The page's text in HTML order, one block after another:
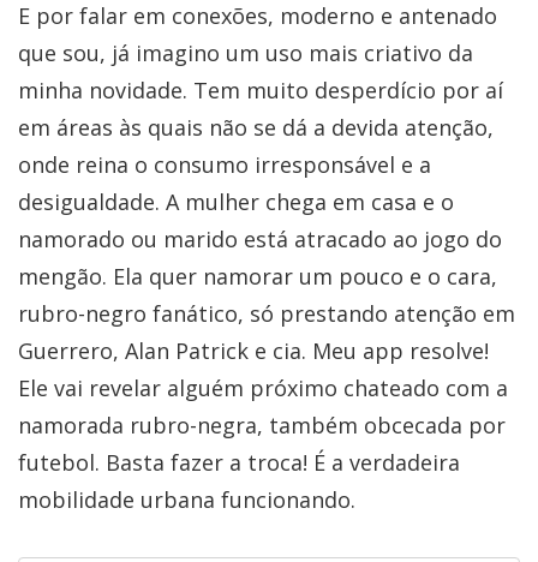
E por falar em conexões, moderno e antenado
que sou, já imagino um uso mais criativo da
minha novidade. Tem muito desperdício por aí
em áreas às quais não se dá a devida atenção,
onde reina o consumo irresponsável e a
desigualdade. A mulher chega em casa e o
namorado ou marido está atracado ao jogo do
mengão. Ela quer namorar um pouco e o cara,
rubro-negro fanático, só prestando atenção em
Guerrero, Alan Patrick e cia. Meu app resolve!
Ele vai revelar alguém próximo chateado com a
namorada rubro-negra, também obcecada por
futebol. Basta fazer a troca! É a verdadeira
mobilidade urbana funcionando.